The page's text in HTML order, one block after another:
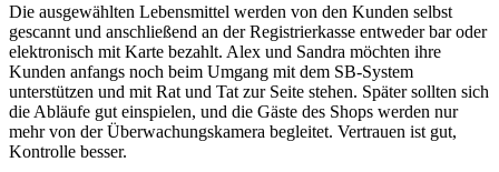
Die ausgewählten Lebensmittel werden von den Kunden selbst
gescannt und anschließend an der Registrierkasse entweder bar oder
elektronisch mit Karte bezahlt. Alex und Sandra möchten ihre
Kunden anfangs noch beim Umgang mit dem SB-System
unterstützen und mit Rat und Tat zur Seite stehen. Später sollten sich
die Abläufe gut einspielen, und die Gäste des Shops werden nur
mehr von der Überwachungskamera begleitet. Vertrauen ist gut,
Kontrolle besser.